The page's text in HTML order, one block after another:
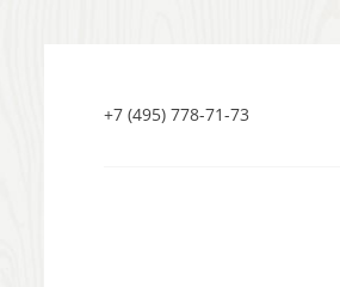
+7 (495) 778-71-73